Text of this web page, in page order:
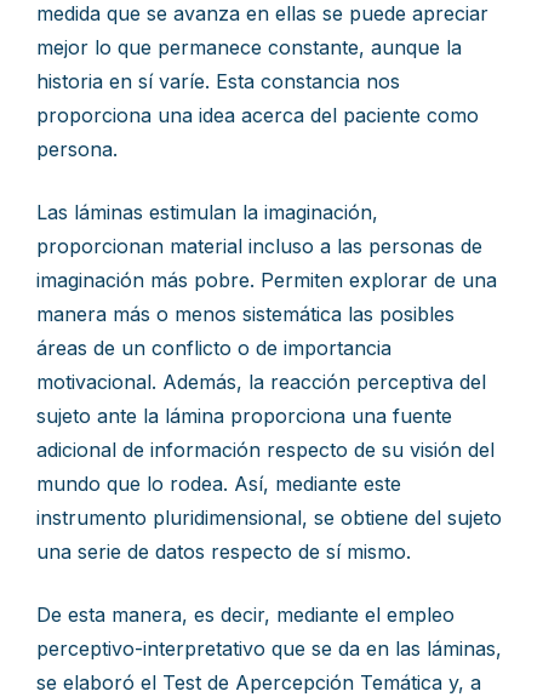
medida que se avanza en ellas se puede apreciar
mejor lo que permanece constante, aunque la
historia en sí varíe. Esta constancia nos
proporciona una idea acerca del paciente como
persona.
Las láminas estimulan la imaginación,
proporcionan material incluso a las personas de
imaginación más pobre. Permiten explorar de una
manera más o menos sistemática las posibles
áreas de un conflicto o de importancia
motivacional. Además, la reacción perceptiva del
sujeto ante la lámina proporciona una fuente
adicional de información respecto de su visión del
mundo que lo rodea. Así, mediante este
instrumento pluridimensional, se obtiene del sujeto
una serie de datos respecto de sí mismo.
De esta manera, es decir, mediante el empleo
perceptivo-interpretativo que se da en las láminas,
se elaboró el Test de Apercepción Temática y, a